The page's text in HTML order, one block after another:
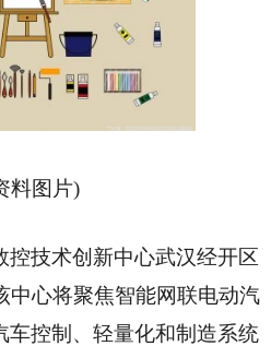
料图片)
控技术创新中心武汉经开区
中心将聚焦智能网联电动汽
车控制、轻量化和制造系统